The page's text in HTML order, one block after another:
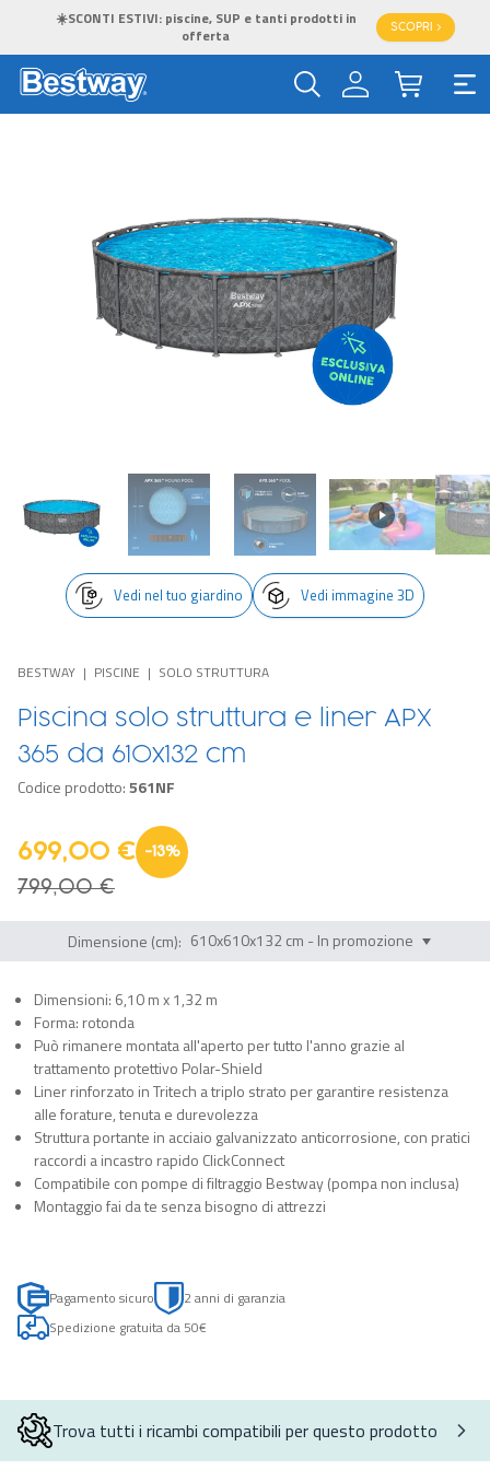
☀️SCONTI ESTIVI: piscine, SUP e tanti prodotti in
offerta
SCOPRI >
Vedi nel tuo giardino Vedi immagine 3D
BESTWAY PISCINE SOLO STRUTTURA
Piscina solo struttura e liner APX
365 da 610x132 cm
Codice prodotto:561NF
699,00 € -13%
799,00 €
Dimensione (cm):
Dimensioni: 6,10 m x 1,32 m
Forma: rotonda
Può rimanere montata all'aperto per tutto l'anno grazie al
trattamento protettivo Polar-Shield
Liner rinforzato in Tritech a triplo strato per garantire resistenza
alle forature, tenuta e durevolezza
Struttura portante in acciaio galvanizzato anticorrosione, con pratici
raccordi a incastro rapido ClickConnect
Compatibile con pompe di filtraggio Bestway (pompa non inclusa)
Montaggio fai da te senza bisogno di attrezzi
Pagamento sicuro
2 anni di garanzia
Spedizione gratuita da 50€
Trova tutti i ricambi compatibili per questo prodotto